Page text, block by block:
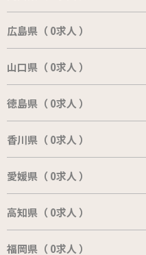
広島県（ 0求人 ）
山口県（ 0求人 ）
徳島県（ 0求人 ）
香川県（ 0求人 ）
愛媛県（ 0求人 ）
高知県（ 0求人 ）
福岡県（ 0求人 ）